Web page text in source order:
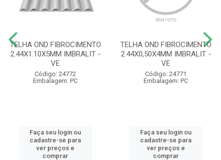
TELHA OND FIBROCIMENTO
2.44X1.10X5MM IMBRALIT -
VE
Código: 24772
Embalagem: PC
Faça seu login ou
cadastre-se para
ver preços e
comprar
TELHA OND FIBROCIMENTO
2.44X0,50X4MM IMBRALIT -
VE
Código: 24771
Embalagem: PC
Faça seu login ou
cadastre-se para
ver preços e
comprar